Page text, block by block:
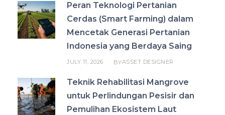
Peran Teknologi Pertanian
Cerdas (Smart Farming) dalam
Mencetak Generasi Pertanian
Indonesia yang Berdaya Saing
JULY 11, 2026 BYASSET DESIGNER
Teknik Rehabilitasi Mangrove
untuk Perlindungan Pesisir dan
Pemulihan Ekosistem Laut